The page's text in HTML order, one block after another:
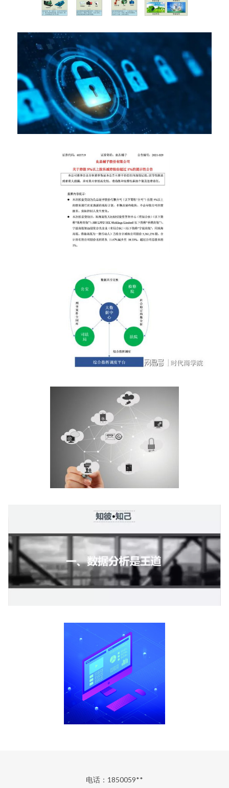
电话：1850059**